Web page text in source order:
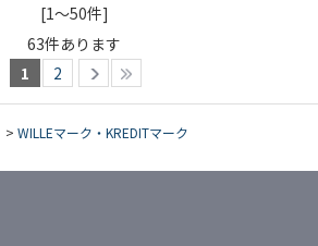
[1～50件]
63件あります
1
2
> WILLEマーク・KREDITマーク